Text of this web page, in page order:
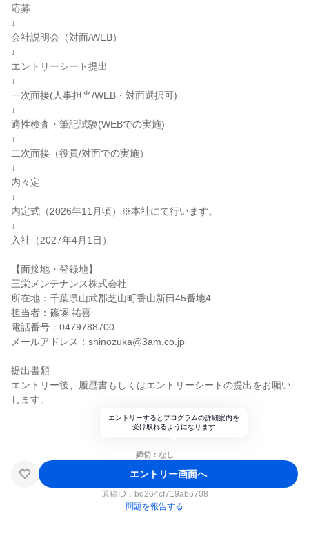
応募
↓
会社説明会（対面/WEB）
↓
エントリーシート提出
↓
一次面接(人事担当/WEB・対面選択可)
↓
適性検査・筆記試験(WEBでの実施)
↓
二次面接（役員/対面での実施）
↓
内々定
↓
内定式（2026年11月頃）※本社にて行います。
↓
入社（2027年4月1日）
【面接地・登録地】
三栄メンテナンス株式会社
所在地：千葉県山武郡芝山町香山新田45番地4
担当者：篠塚 祐喜
電話番号：0479788700
メールアドレス：shinozuka@3am.co.jp
提出書類
エントリー後、履歴書もしくはエントリーシートの提出をお願い
します。
エントリーするとプログラムの詳細案内を
受け取れるようになります
締切：なし
エントリー画面へ
原稿ID： bd264cf719ab6708
問題を報告する